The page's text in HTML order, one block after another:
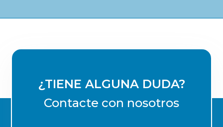
¿TIENE ALGUNA DUDA?
Contacte con nosotros